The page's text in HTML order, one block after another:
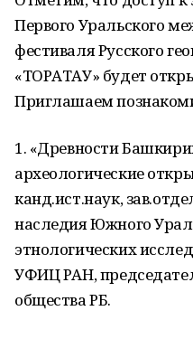
Первого Уральского
фестиваля Русского
«ТОРАТАУ» будет
Приглашаем
1. «Древности
археологические
канд.ист.наук,
наследия Южного
этнологических
УФИЦ РАН,
общества РБ.